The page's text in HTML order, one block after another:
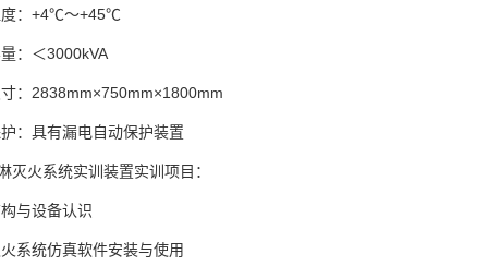
度：+4℃～+45℃
：＜3000kVA
：2838mm×750mm×1800mm
：具有漏电自动保护装置
灭火系统实训装置实训项目：
与设备认识
系统仿真软件安装与使用